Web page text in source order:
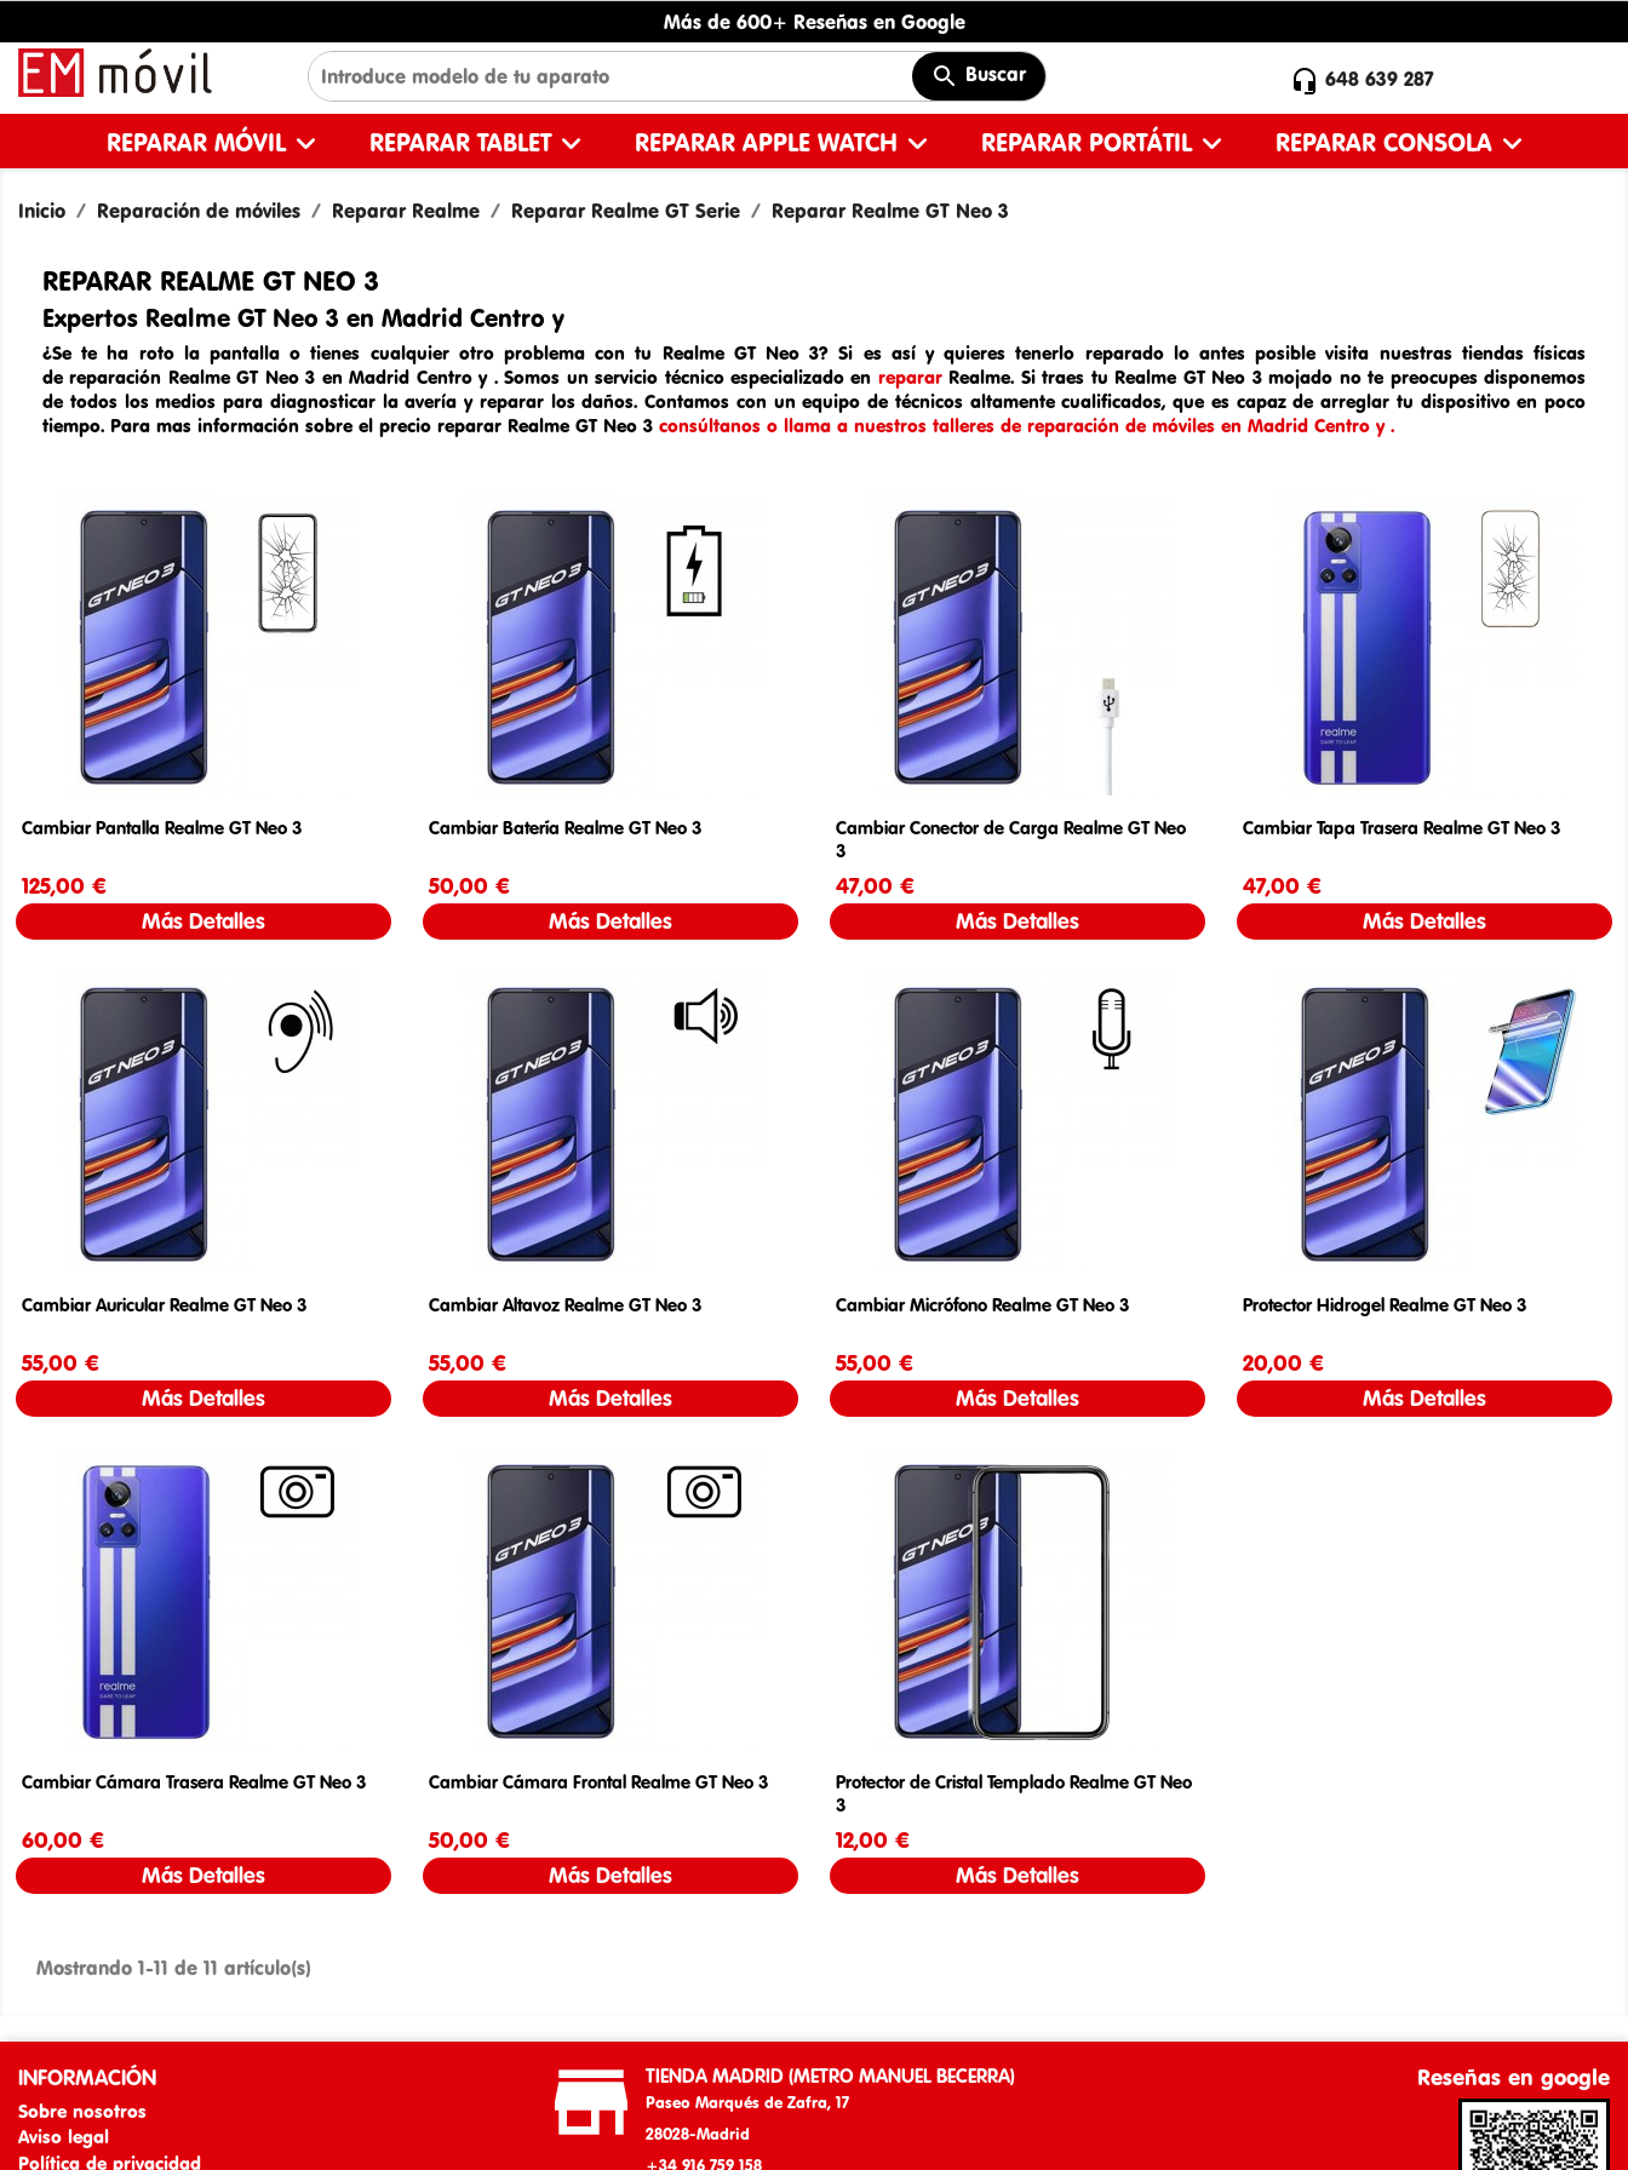
Más de 600+ Reseñas en Google
Buscar  648 639 287
REPARAR MÓVIL REPARAR TABLET REPARAR APPLE WATCH REPARAR PORTÁTIL REPARAR CONSOLA
Inicio Reparación de móviles Reparar Realme Reparar Realme GT Serie Reparar Realme GT Neo 3
REPARAR REALME GT NEO 3
Expertos Realme GT Neo 3 en Madrid Centro y
¿Se te ha roto la pantalla o tienes cualquier otro problema con tu Realme GT Neo 3? Si es así y quieres tenerlo reparado lo antes posible visita nuestras tiendas físicas
dereparación Realme GT Neo 3 en Madrid Centro y . Somos unservicio técnico especializado en repararRealme. Si traes tu Realme GT Neo 3mojado no te preocupes disponemos
de todos los medios para diagnosticar la avería y reparar los daños. Contamos con un equipo de técnicos altamente cualificados, que es capaz de arreglar tu dispositivo en poco
tiempo. Para mas información sobre el precio reparar Realme GT Neo 3 consúltanos o llama a nuestros talleres de reparación de móviles en Madrid Centro y .
Cambiar Pantalla Realme GT Neo 3
125,00 €
Más Detalles
Cambiar Batería Realme GT Neo 3
50,00 €
Más Detalles
Cambiar Conector de Carga Realme GT Neo
3
47,00 €
Más Detalles
Cambiar Tapa Trasera Realme GT Neo 3
47,00 €
Más Detalles
Cambiar Auricular Realme GT Neo 3
55,00 €
Más Detalles
Cambiar Altavoz Realme GT Neo 3
55,00 €
Más Detalles
Cambiar Micrófono Realme GT Neo 3
55,00 €
Más Detalles
Protector Hidrogel Realme GT Neo 3
20,00 €
Más Detalles
Cambiar Cámara Trasera Realme GT Neo 3
60,00 €
Más Detalles
Cambiar Cámara Frontal Realme GT Neo 3
50,00 €
Más Detalles
Protector de Cristal Templado Realme GT Neo
3
12,00 €
Más Detalles
Mostrando 1-11 de 11 artículo(s)
INFORMACIÓN
Sobre nosotros
Aviso legal
Política de privacidad
 TIENDA MADRID (METRO MANUEL BECERRA)
Paseo Marqués de Zafra, 17
28028-Madrid
+34 916 759 158
Reseñas en google